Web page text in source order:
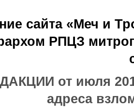
сайта «Меч и
РПЦЗ
от июля
адреса